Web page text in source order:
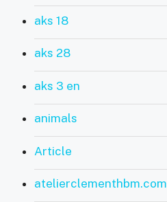
aks 18
aks 28
aks 3 en
animals
Article
atelierclementhbm.com